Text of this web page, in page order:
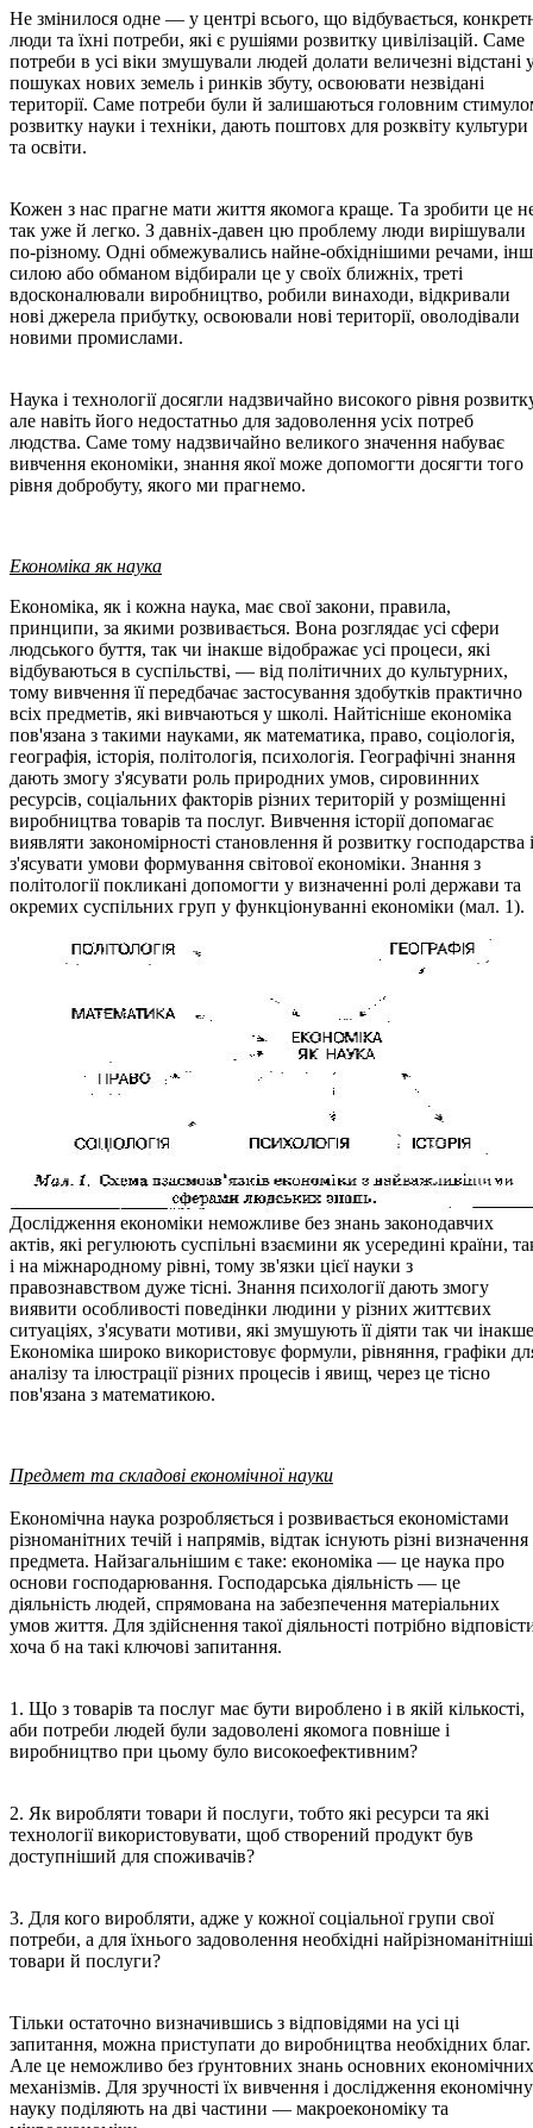
Не змінилося одне — у центрі всього, що відбувається,
люди та їхні потреби, які є рушіями розвитку цивілізацій. Саме
потреби в усі віки змушували людей долати величезні відстані
пошуках нових земель і ринків збуту, освоювати незвідані
території. Саме потреби були й залишаються головним
розвитку науки і техніки, дають поштовх для розквіту культури
та освіти.
Кожен з нас прагне мати життя якомога краще. Та зробити це
так уже й легко. З давніх-давен цю проблему люди вирішували
по-різному. Одні обмежувались найне-обхіднішими речами,
силою або обманом відбирали це у своїх ближніх, треті
вдосконалювали виробництво, робили винаходи, відкривали
нові джерела прибутку, освоювали нові території, оволодівали
новими промислами.
Наука і технології досягли надзвичайно високого рівня
але навіть його недостатньо для задоволення усіх потреб
людства. Саме тому надзвичайно великого значення набуває
вивчення економіки, знання якої може допомогти досягти того
рівня добробуту, якого ми прагнемо.
Економіка як наука
Економіка, як і кожна наука, має свої закони, правила,
принципи, за якими розвивається. Вона розглядає усі сфери
людського буття, так чи інакше відображає усі процеси, які
відбуваються в суспільстві, — від політичних до культурних,
тому вивчення її передбачає застосування здобутків практично
всіх предметів, які вивчаються у школі. Найтісніше економіка
пов'язана з такими науками, як математика, право, соціологія,
географія, історія, політологія, психологія. Географічні знання
дають змогу з'ясувати роль природних умов, сировинних
ресурсів, соціальних факторів різних територій у розміщенні
виробництва товарів та послуг. Вивчення історії допомагає
виявляти закономірності становлення й розвитку господарства і
з'ясувати умови формування світової економіки. Знання з
політології покликані допомогти у визначенні ролі держави та
окремих суспільних груп у функціонуванні економіки (мал. 1).
Дослідження економіки неможливе без знань законодавчих
актів, які регулюють суспільні взаємини як усередині країни,
і на міжнародному рівні, тому зв'язки цієї науки з
правознавством дуже тісні. Знання психології дають змогу
виявити особливості поведінки людини у різних життєвих
ситуаціях, з'ясувати мотиви, які змушують її діяти так чи
Економіка широко використовує формули, рівняння, графіки
аналізу та ілюстрації різних процесів і явищ, через це тісно
пов'язана з математикою.
Предмет та складові економічної науки
Економічна наука розробляється і розвивається економістами
різноманітних течій і напрямів, відтак існують різні визначення
предмета. Найзагальнішим є таке: економіка — це наука про
основи господарювання. Господарська діяльність — це
діяльність людей, спрямована на забезпечення матеріальних
умов життя. Для здійснення такої діяльності потрібно
хоча б на такі ключові запитання.
1. Що з товарів та послуг має бути вироблено і в якій кількості,
аби потреби людей були задоволені якомога повніше і
виробництво при цьому було високоефективним?
2. Як виробляти товари й послуги, тобто які ресурси та які
технології використовувати, щоб створений продукт був
доступніший для споживачів?
3. Для кого виробляти, адже у кожної соціальної групи свої
потреби, а для їхнього задоволення необхідні найрізноманітніші
товари й послуги?
Тільки остаточно визначившись з відповідями на усі ці
запитання, можна приступати до виробництва необхідних благ.
Але це неможливо без ґрунтовних знань основних економічних
механізмів. Для зручності їх вивчення і дослідження економічну
науку поділяють на дві частини — макроекономіку та